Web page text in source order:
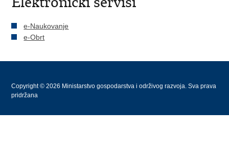
e-Naukovanje
e-Obrt
Copyright © 2026 Ministarstvo gospodarstva i održivog razvoja. Sva prava
pridržana